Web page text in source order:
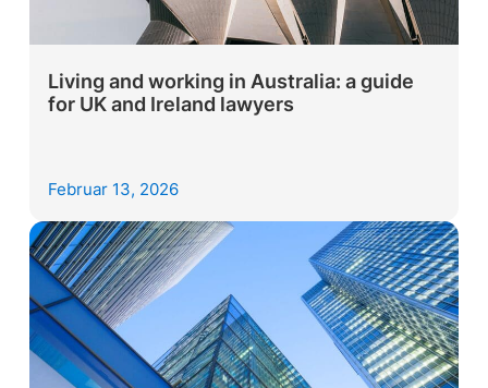
Living and working in Australia: a guide
for UK and Ireland lawyers
Februar 13, 2026